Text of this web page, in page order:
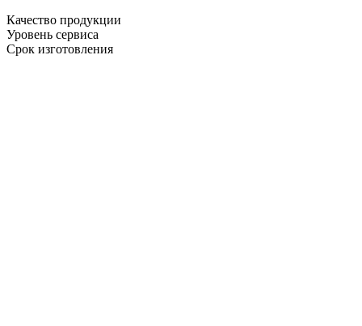
Качество продукции
Уровень сервиса
Срок изготовления